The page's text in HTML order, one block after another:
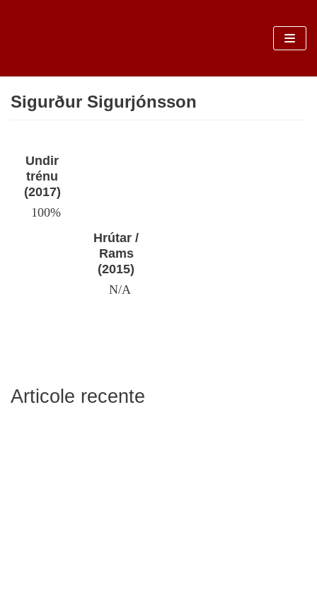
conținut
Sigurður Sigurjónsson
Undir
trénu
(2017)
100%
Hrútar /
Rams
(2015)
N/A
Articole recente